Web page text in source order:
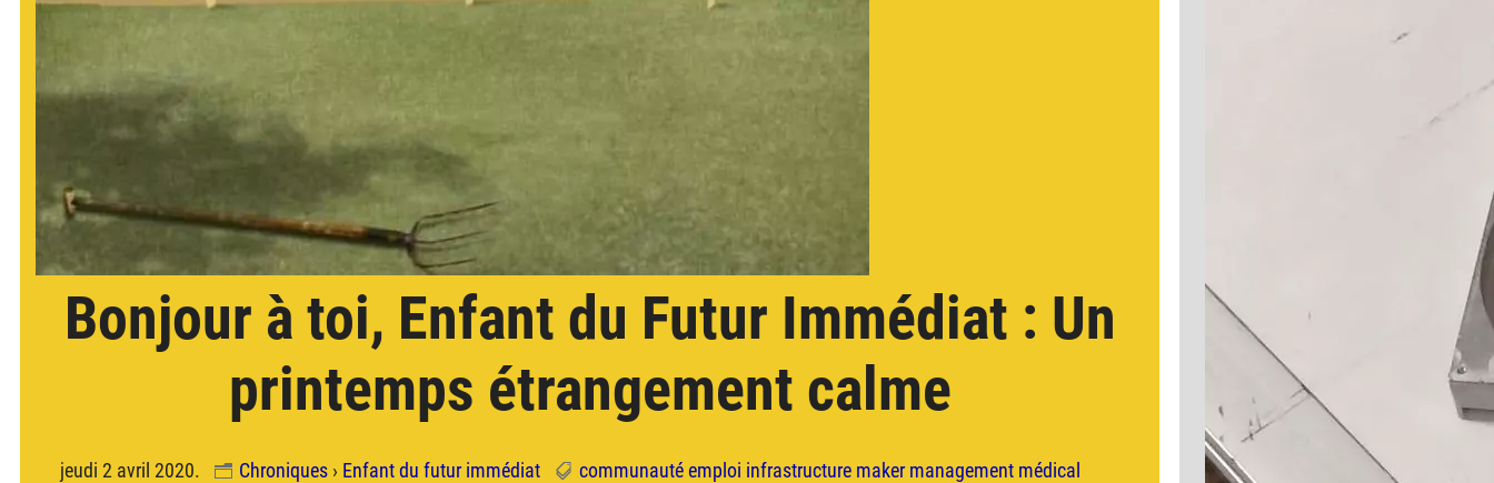
Bonjour à toi, Enfant du Futur Immédiat : Un
printemps étrangement calme
jeudi 2 avril 2020. Chroniques › Enfant du futur immédiat communauté emploi infrastructure maker management médical